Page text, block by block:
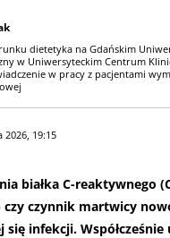
dietetyka na Gdańskim
w Uniwersyteckim Centrum
w pracy z pacjentami
19:15
białka C-reaktywnego
czynnik martwicy
się infekcji.